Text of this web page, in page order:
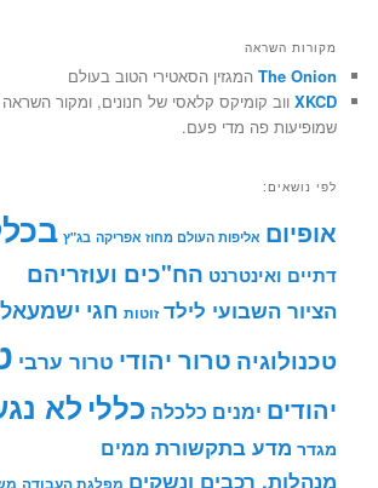
מקורות השראה
The Onion המגזין הסאטירי הטוב בעולם
XKCD ווב קומיקס קלאסי של חנונים, ומקור
שמופיעות פה מדי פעם.
לפי נושאים:
אופיום אליפות העולם מחוז אפריקה בג"ץ
דתיים ואינטרנט הח"כים ועוזריהם
הציור השבועי לילד זוטות חגי ישמעאל
טכנולוגיה טרור יהודי טרור ערבי
יהודים ימנים כלכלה כללי לא
מגדר מדע בתקשורת ממים
מנהלות, רכבים ונשקים מפלגת העבודה